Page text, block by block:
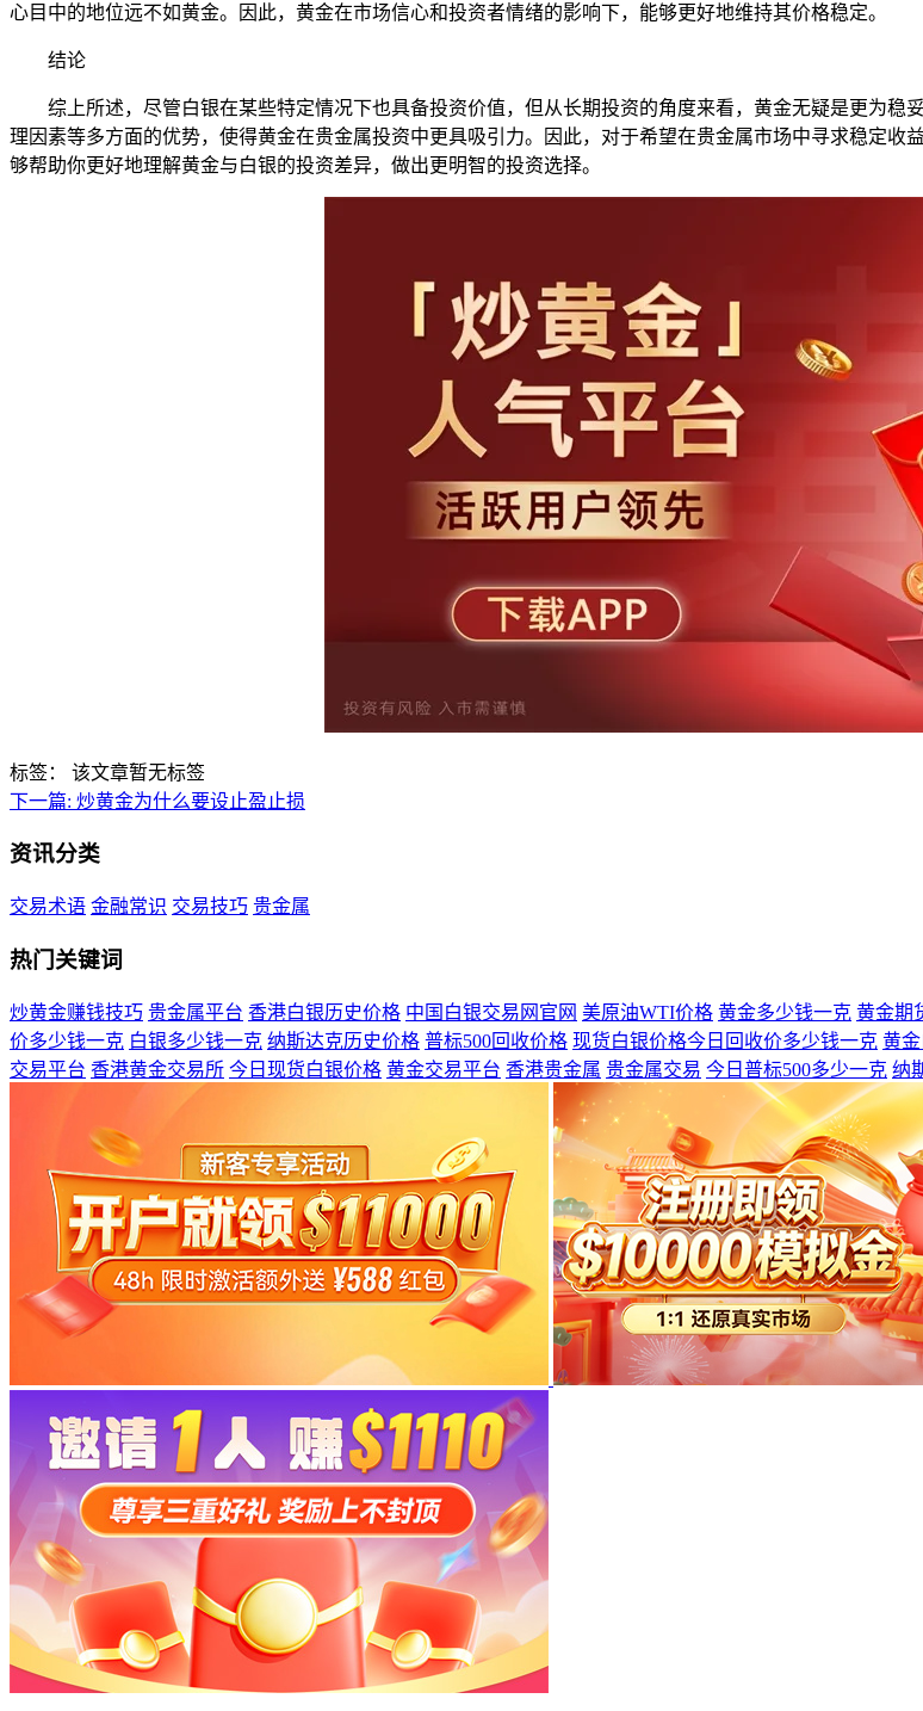
心目中的地位远不如黄金。因此，黄金在市场信心和投资者情绪的影响下，能够更好地维持其价格稳定。
结论
综上所述，尽管白银在某些特定情况下也具备投资价值，但从长期投资的角度来看，黄金无疑是更为
理因素等多方面的优势，使得黄金在贵金属投资中更具吸引力。因此，对于希望在贵金属市场中寻求稳定
够帮助你更好地理解黄金与白银的投资差异，做出更明智的投资选择。
标签：
该文章暂无标签
下一篇: 炒黄金为什么要设止盈止损
资讯分类
交易术语 金融常识 交易技巧 贵金属
热门关键词
炒黄金赚钱技巧 贵金属平台 香港白银历史价格 中国白银交易网官网 美原油WTI价格 黄金多少钱一克 黄金期
价多少钱一克 白银多少钱一克 纳斯达克历史价格 普标500回收价格 现货白银价格今日回收价多少钱一克 黄
交易平台 香港黄金交易所 今日现货白银价格 黄金交易平台 香港贵金属 贵金属交易 今日普标500多少一克 纳